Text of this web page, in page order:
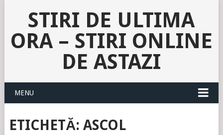
STIRI DE ULTIMA
ORA – STIRI ONLINE
DE ASTAZI
MENU
ETICHETĂ: ASCOL